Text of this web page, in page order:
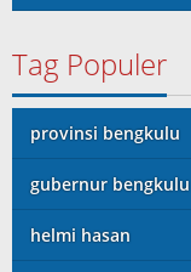
Tag Populer
provinsi bengkulu
gubernur bengkulu
helmi hasan